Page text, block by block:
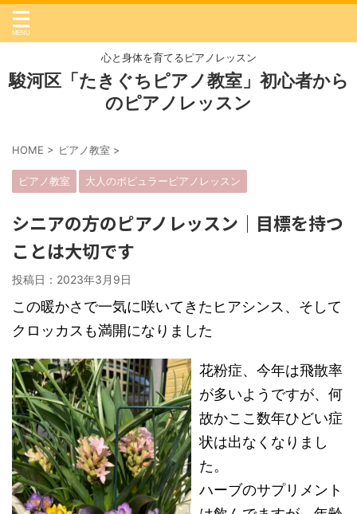
心と身体を育てるピアノレッスン
駿河区「たきぐちピアノ教室」初心者から
のピアノレッスン
HOME > ピアノ教室 >
ピアノ教室 大人のポピュラーピアノレッスン
シニアの方のピアノレッスン｜目標を持つ
ことは大切です
投稿日：2023年3月9日
この暖かさで一気に咲いてきたヒアシンス、そして
クロッカスも満開になりました
花粉症、今年は飛散率
が多いようですが、何
故かここ数年ひどい症
状は出なくなりまし
た。
ハーブのサプリメント